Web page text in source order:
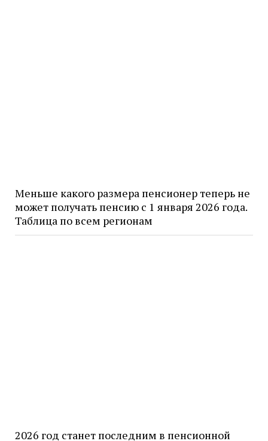
Меньше какого размера пенсионер теперь не
может получать пенсию с 1 января 2026 года.
Таблица по всем регионам
2026 год станет последним в пенсионной